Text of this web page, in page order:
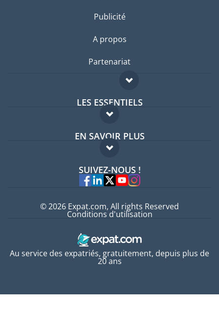
Publicité
A propos
Partenariat
LES ESSENTIELS
Forum expatriés
Guides pays
EN SAVOIR PLUS
FAQ
Experts
SUIVEZ-NOUS !
Au service des expatriés, gratuitement, depuis plus de
20 ans
© 2026 Expat.com, All rights Reserved
Conditions d'utilisation